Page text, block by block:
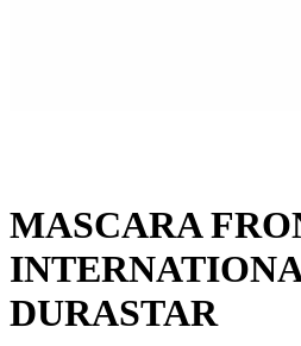
MASCARA
DURASTAR